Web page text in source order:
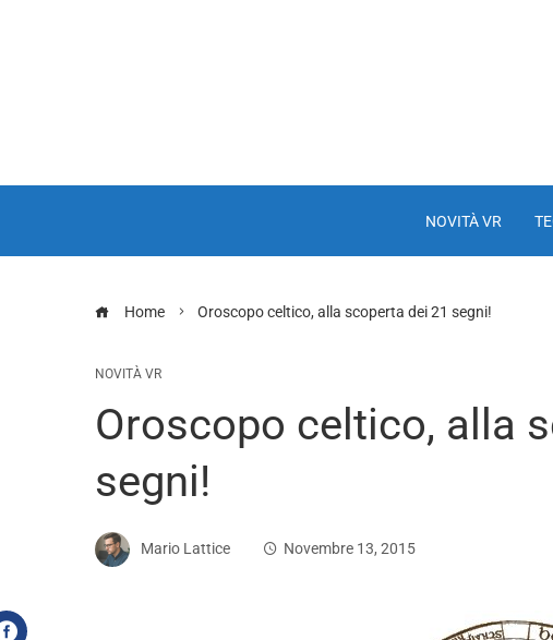
NOVITÀ VR
Home Oroscopo celtico, alla scoperta dei 21 segni!
NOVITÀ VR
Oroscopo celtico, alla
segni!
Mario Lattice Novembre 13, 2015